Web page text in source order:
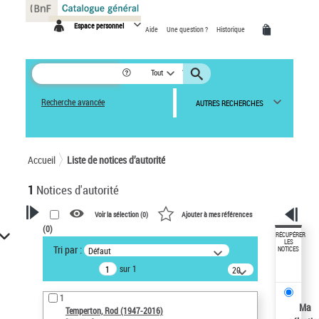
Espace personnel Aide Une question ? Historique
Tout
Recherche avancée AUTRES RECHERCHES
Accueil Liste de notices d’autorité
1 Notices d'autorité
VOTRE RECHERCHE
Recherche avancée dans les
notices d’autorité
Œuvres liées à l'auteur :
Temperton, Rod (1947-2016)
Voir la sélection (0) Ajouter à mes références
(0)
Tri par : Défaut
sur 1
20
résultats/page
1
Temperton, Rod (1947-2016)
RÉCUPÉRER
LES
NOTICES
Ma
Panneau de gestion des cookies